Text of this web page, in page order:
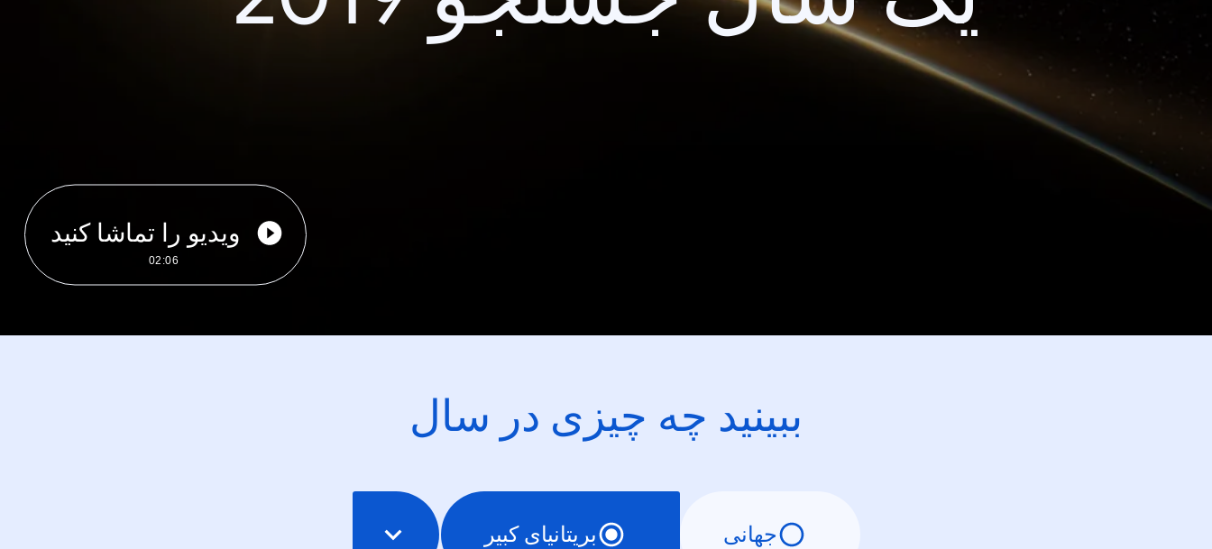
ویدیو را تماشا کنید
02:06
ببینید چه چیزی در سال
جهانی بریتانیای کبیر